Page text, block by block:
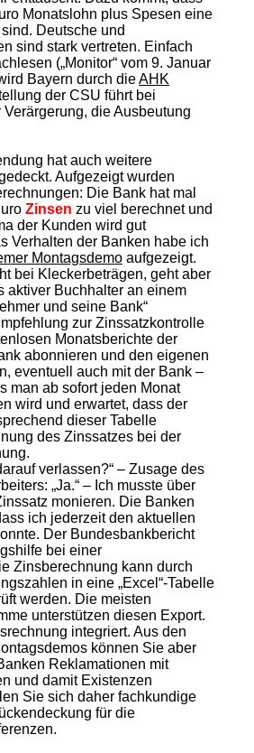
Monatslohn plus Spesen eine
Deutsche und
sind stark vertreten. Einfach
(„Monitor“ vom 9. Januar
Bayern durch dieAHK
der CSU führt bei
die Ausbeutung
hat auch weitere
Aufgezeigt wurden
Die Bank hat mal
Zinsen zu viel berechnet und
der Kunden wird gut
Verhalten der Banken habe ich
Montagsdemoaufgezeigt.
bei Kleckerbeträgen, geht aber
aktiver Buchhalter an einem
und seine Bank“
zur Zinssatzkontrolle
Monatsberichte der
abonnieren und den eigenen
eventuell auch mit der Bank –
man ab sofort jeden Monat
wird und erwartet, dass der
dieser Tabelle
des Zinssatzes bei der
verlassen?“ – Zusage des
„Ja.“ – Ich musste über
monieren. Die Banken
ich jederzeit den aktuellen
Der Bundesbankbericht
bei einer
Zinsberechnung kann durch
in eine „Excel“-Tabelle
werden. Die meisten
unterstützen diesen Export.
integriert. Aus den
können Sie aber
Reklamationen mit
und damit Existenzen
Sie sich daher fachkundige
für die